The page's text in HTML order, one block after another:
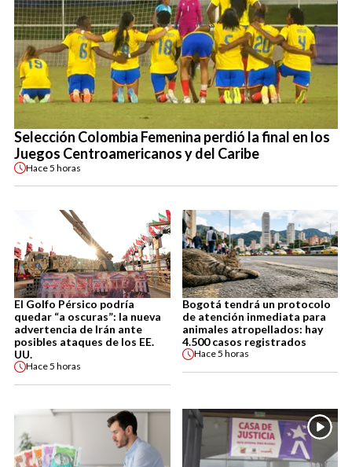
Selección Colombia Femenina perdió la final en los
Juegos Centroamericanos y del Caribe
Hace5 horas
El Golfo Pérsico podría
quedar “a oscuras”: la nueva
advertencia de Irán ante
posibles ataques de los EE.
UU.
Hace5 horas
Bogotá tendrá un protocolo
de atención inmediata para
animales atropellados: hay
4.500 casos registrados
Hace5 horas